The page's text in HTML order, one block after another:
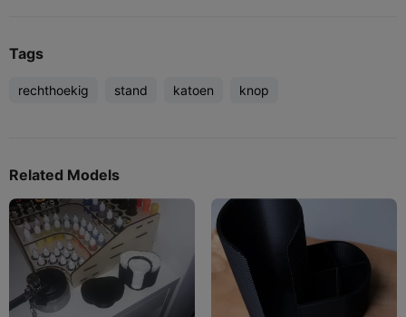
Tags
rechthoekig stand katoen knop
Related Models